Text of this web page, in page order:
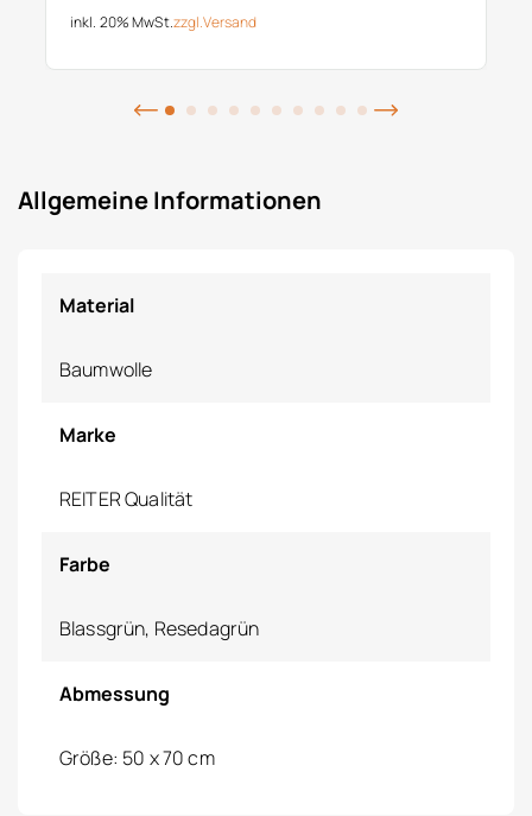
inkl. 20% MwSt.zzgl.Versand
Allgemeine Informationen
Material
Baumwolle
Marke
REITER Qualität
Farbe
Blassgrün, Resedagrün
Abmessung
Größe: 50 x 70 cm